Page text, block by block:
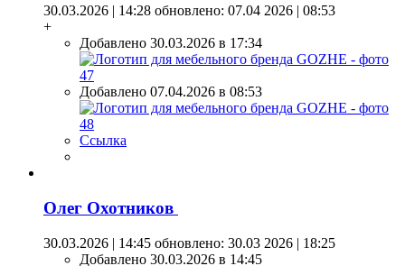
30.03.2026 | 14:28 обновлено: 07.04 2026 | 08:53
+
Добавлено 30.03.2026 в 17:34
Добавлено 07.04.2026 в 08:53
Ссылка
Олег Охотников
30.03.2026 | 14:45 обновлено: 30.03 2026 | 18:25
Добавлено 30.03.2026 в 14:45